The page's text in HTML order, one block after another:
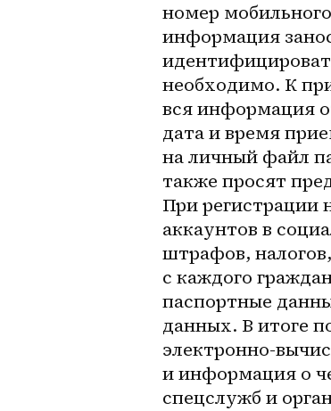
номер
информация
необходимо. К
вся информация
дата и время
на личный файл
также просят
При регистрации
аккаунтов в
штрафов,
с каждого
паспортные
данных. В итоге
электронно-
и информация о
спецслужб и